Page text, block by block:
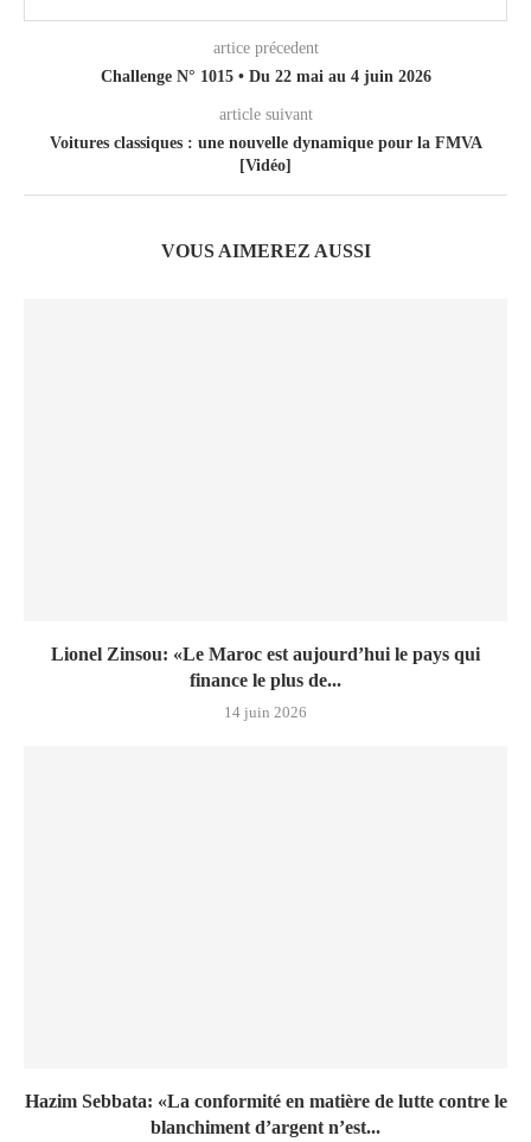
artice précedent
Challenge N° 1015 • Du 22 mai au 4 juin 2026
article suivant
Voitures classiques : une nouvelle dynamique pour la FMVA
[Vidéo]
VOUS AIMEREZ AUSSI
Lionel Zinsou: «Le Maroc est aujourd’hui le pays qui
finance le plus de...
14 juin 2026
Hazim Sebbata: «La conformité en matière de lutte contre le
blanchiment d’argent n’est...